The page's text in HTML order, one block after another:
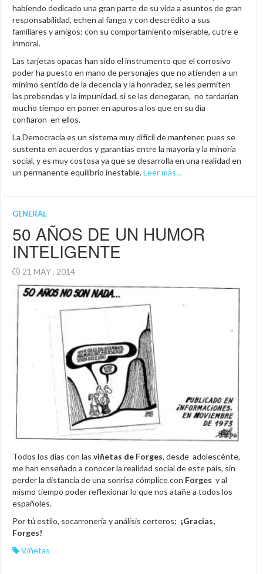
habiendo dedicado una gran parte de su vida a asuntos de gran
responsabilidad, echen al fango y con descrédito a sus
familiares y amigos; con su comportamiento miserable, cutre e
inmoral.
Las tarjetas opacas han sido el instrumento que el corrosivo
poder ha puesto en mano de personajes que no atienden a un
mínimo sentido de la decencia y la honradez, se les permiten
las prebendas y la impunidad, si se las denegaran, no tardarían
mucho tiempo en poner en apuros a los que en su día
confiaron en ellos.
La Democracia es un sistema muy difícil de mantener, pues se
sustenta en acuerdos y garantías entre la mayoría y la minoría
social, y es muy costosa ya que se desarrolla en una realidad en
un permanente equilibrio inestable.Leer más…
GENERAL
50 AÑOS DE UN HUMOR
INTELIGENTE
21 MAY , 2014
Todos los días con las viñetas de Forges, desde adolescénte,
me han enseñado a conocer la realidad social de este país, sin
perder la distancia de una sonrisa cómplice con Forges y al
mismo tiempo poder reflexionar lo que nos atañe a todos los
españoles.
Por tú estilo, socarronería y análisis certeros; ¡Gracias,
Forges!
Viñetas